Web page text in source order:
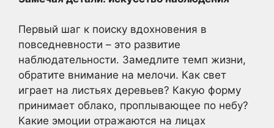
Первый шаг к поиску вдохновения в
повседневности – это развитие
наблюдательности. Замедлите темп жизни,
обратите внимание на мелочи. Как свет
играет на листьях деревьев? Какую форму
принимает облако, проплывающее по небу?
Какие эмоции отражаются на лицах